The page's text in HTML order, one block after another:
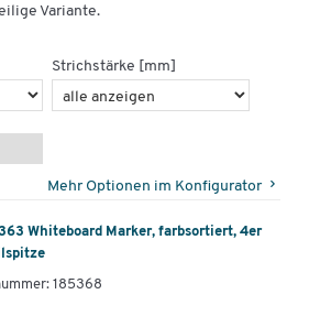
Variante.
Strichstärke [mm]
Mehr Optionen im Konfigurator
Whiteboard Marker, farbsortiert, 4er
185368